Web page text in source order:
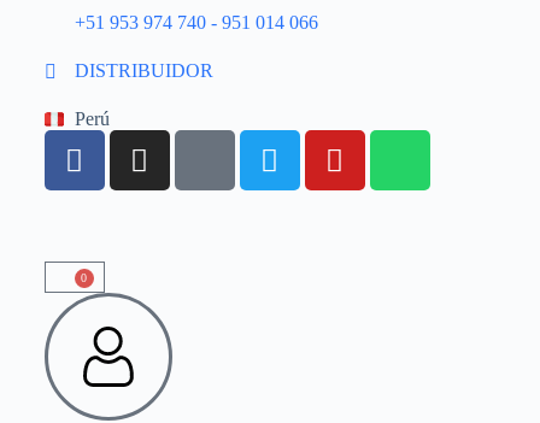
+51 953 974 740 - 951 014 066
DISTRIBUIDOR
Perú
0